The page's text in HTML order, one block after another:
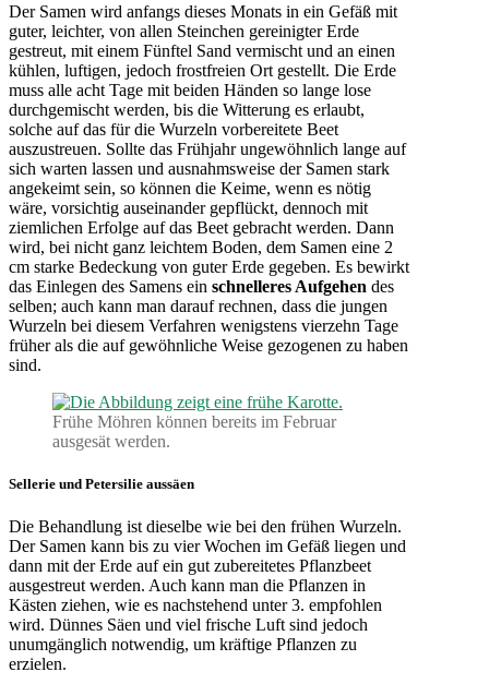
Der Samen wird anfangs dieses Monats in ein Gefäß mit
guter, leichter, von allen Steinchen gereinigter Erde
gestreut, mit einem Fünftel Sand vermischt und an einen
kühlen, luftigen, jedoch frostfreien Ort gestellt. Die Erde
muss alle acht Tage mit beiden Händen so lange lose
durchgemischt werden, bis die Witterung es erlaubt,
solche auf das für die Wurzeln vorbereitete Beet
auszustreuen. Sollte das Frühjahr ungewöhnlich lange auf
sich warten lassen und ausnahmsweise der Samen stark
angekeimt sein, so können die Keime, wenn es nötig
wäre, vorsichtig auseinander gepflückt, dennoch mit
ziemlichen Erfolge auf das Beet gebracht werden. Dann
wird, bei nicht ganz leichtem Boden, dem Samen eine 2
cm starke Bedeckung von guter Erde gegeben. Es bewirkt
das Einlegen des Samens ein schnelleres Aufgehen des
selben; auch kann man darauf rechnen, dass die jungen
Wurzeln bei diesem Verfahren wenigstens vierzehn Tage
früher als die auf gewöhnliche Weise gezogenen zu haben
sind.
Frühe Möhren können bereits im Februar
ausgesät werden.
Sellerie und Petersilie aussäen
Die Behandlung ist dieselbe wie bei den frühen Wurzeln.
Der Samen kann bis zu vier Wochen im Gefäß liegen und
dann mit der Erde auf ein gut zubereitetes Pflanzbeet
ausgestreut werden. Auch kann man die Pflanzen in
Kästen ziehen, wie es nachstehend unter 3. empfohlen
wird. Dünnes Säen und viel frische Luft sind jedoch
unumgänglich notwendig, um kräftige Pflanzen zu
erzielen.